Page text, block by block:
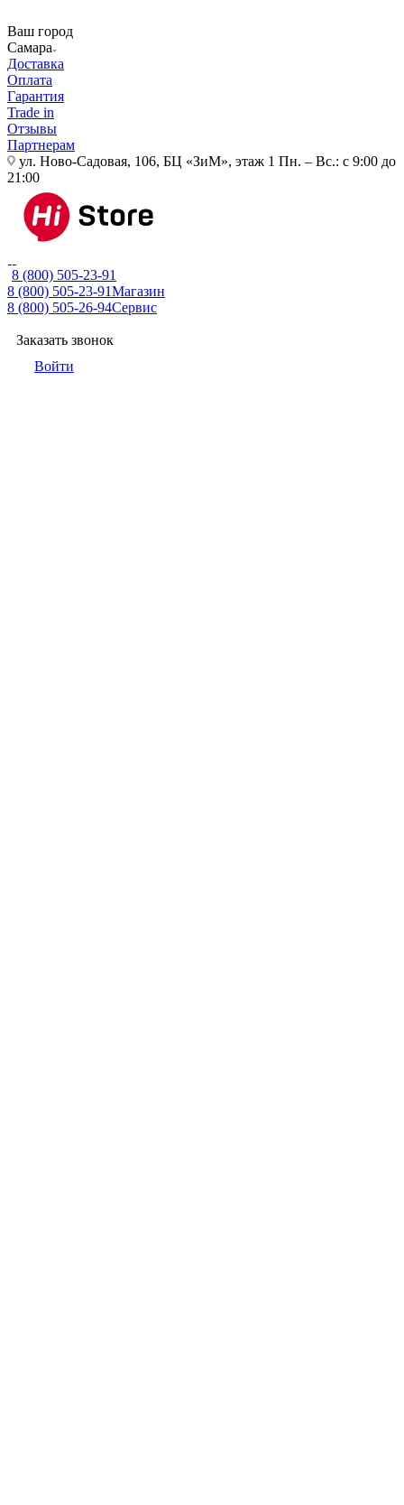
Ваш город
Самара
Доставка
Оплата
Гарантия
Trade in
Отзывы
Партнерам
ул. Ново-Садовая, 106, БЦ «ЗиМ», этаж 1 Пн. – Вс.: с 9:00 до
21:00
8 (800) 505-23-91
8 (800) 505-23-91Магазин
8 (800) 505-26-94Сервис
Заказать звонок
Войти